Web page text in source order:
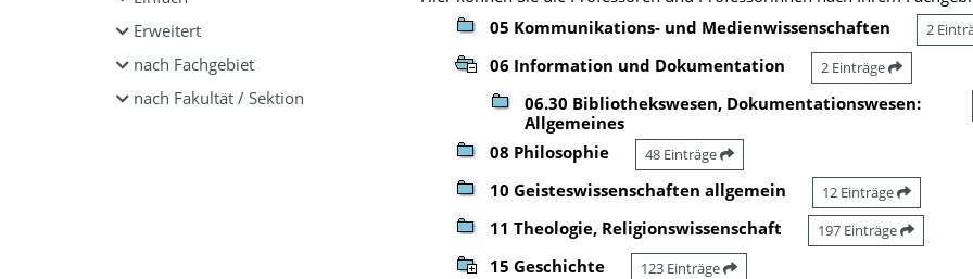
Erweitert
nach Fachgebiet
nach Fakultät / Sektion
05 Kommunikations- und Medienwissenschaften
2
06 Information und Dokumentation 2 Einträge
06.30 Bibliothekswesen, Dokumentationswesen:
Allgemeines
08 Philosophie 48 Einträge
10 Geisteswissenschaften allgemein 12 Einträge
11 Theologie, Religionswissenschaft 197 Einträge
15 Geschichte 123 Einträge